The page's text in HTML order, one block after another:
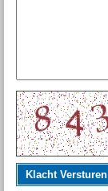
Klacht Versturen